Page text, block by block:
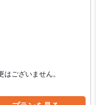
ございません。